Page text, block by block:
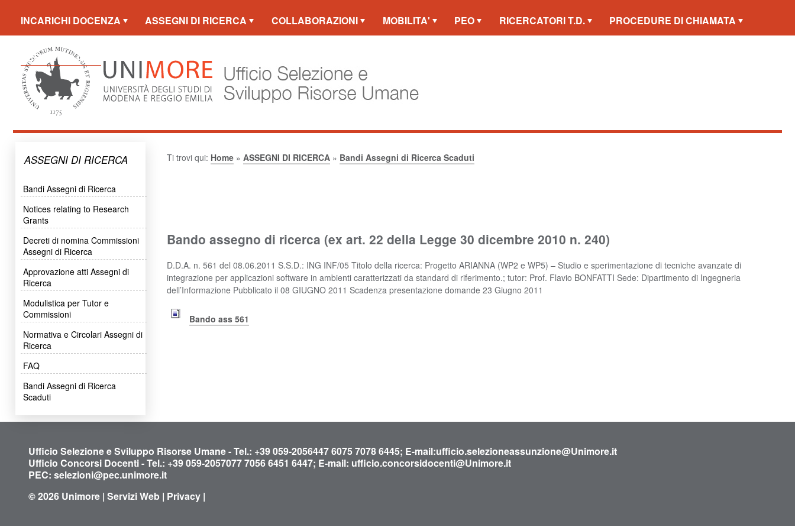
INCARICHI DOCENZA ASSEGNI DI RICERCA COLLABORAZIONI MOBILITA' PEO RICERCATORI T.D. PROCEDURE DI CHIAMATA
PERS. TEC. AMM.
ASSEGNI DI RICERCA
Bandi Assegni di Ricerca
Notices relating to Research
Grants
Decreti di nomina Commissioni
Assegni di Ricerca
Approvazione atti Assegni di
Ricerca
Modulistica per Tutor e
Commissioni
Normativa e Circolari Assegni di
Ricerca
FAQ
Bandi Assegni di Ricerca
Scaduti
Ti trovi qui: Home » ASSEGNI DI RICERCA » Bandi Assegni di Ricerca Scaduti
Bando assegno di ricerca (ex art. 22 della Legge 30 dicembre 2010 n. 240)
D.D.A. n. 561 del 08.06.2011 S.S.D.: ING INF/05 Titolo della ricerca: Progetto ARIANNA (WP2 e WP5) – Studio e sperimentazione di tecniche avanzate di
integrazione per applicazioni software in ambienti caratterizzati da standard di riferimento.; tutor: Prof. Flavio BONFATTI Sede: Dipartimento di Ingegneria
dell’Informazione Pubblicato il 08 GIUGNO 2011 Scadenza presentazione domande 23 Giugno 2011
Bando ass 561
Ufficio Selezione e Sviluppo Risorse Umane - Tel.: +39 059-2056447 6075 7078 6445; E-mail:ufficio.selezioneassunzione@Unimore.it
Ufficio Concorsi Docenti - Tel.: +39 059-2057077 7056 6451 6447; E-mail: ufficio.concorsidocenti@Unimore.it
PEC: selezioni@pec.unimore.it
© 2026 Unimore | Servizi Web | Privacy |